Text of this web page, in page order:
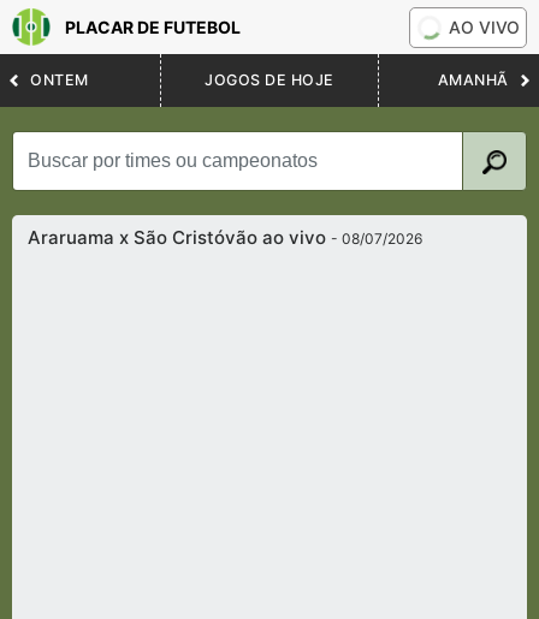
PLACAR DE FUTEBOL AO VIVO
ONTEM JOGOS DE HOJE AMANHÃ
Araruama x São Cristóvão ao vivo- 08/07/2026